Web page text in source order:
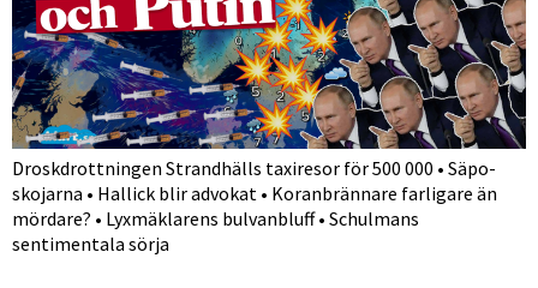
Droskdrottningen Strandhälls taxiresor för 500 000 • Säpo-
skojarna • Hallick blir advokat • Koranbrännare farligare än
mördare? • Lyxmäklarens bulvanbluff • Schulmans
sentimentala sörja